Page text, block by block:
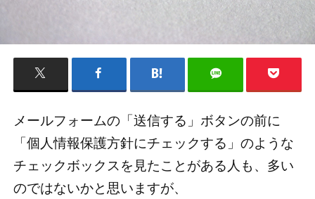
メールフォームの「送信する」ボタンの前に
「個人情報保護方針にチェックする」のような
チェックボックスを見たことがある人も、多い
のではないかと思いますが、